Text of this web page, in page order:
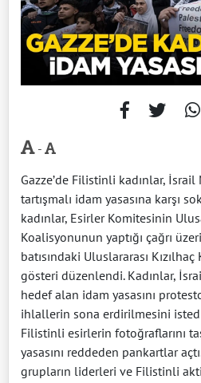
-
Gazze’de Filistinli kadınlar, İsrail
tartışmalı idam yasasına karşı
kadınlar, Esirler Komitesinin
Koalisyonunun yaptığı çağrı
batısındaki Uluslararası
gösteri düzenlendi. Kadınlar,
hedef alan idam yasasını
ihlallerin sona erdirilmesini
Filistinli esirlerin fotoğraflarını
yasasını reddeden pankartlar
grupların liderleri ve Filistinli